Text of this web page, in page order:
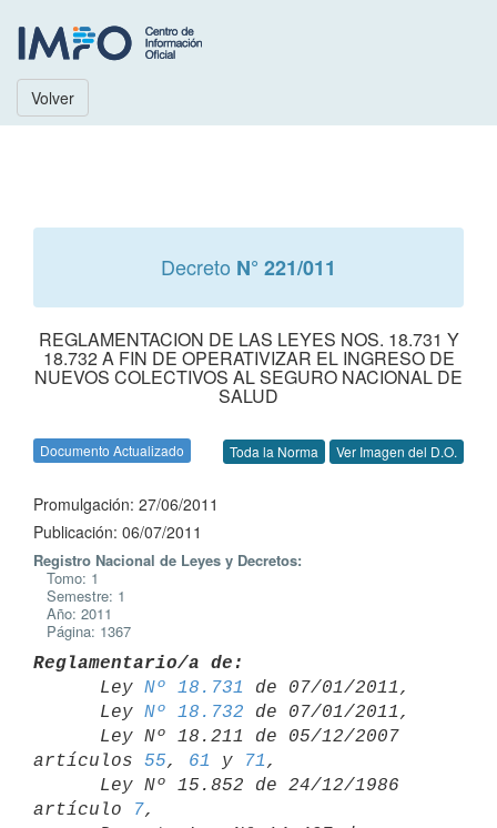
Volver
Decreto N° 221/011
REGLAMENTACION DE LAS LEYES NOS. 18.731 Y
18.732 A FIN DE OPERATIVIZAR EL INGRESO DE
NUEVOS COLECTIVOS AL SEGURO NACIONAL DE
SALUD
Documento Actualizado Toda la Norma Ver Imagen del D.O.
Promulgación: 27/06/2011
Publicación: 06/07/2011
Registro Nacional de Leyes y Decretos:
Tomo: 1
Semestre: 1
Año: 2011
Página: 1367
Reglamentario/a de:
Ley Nº 18.731
de 07/01/2011,
      Ley
Nº 18.732 de 07/01/2011,
artículos 55, 61 y 71 ,
artículo
7,